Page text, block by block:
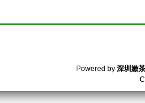
Powered by 深圳嫩